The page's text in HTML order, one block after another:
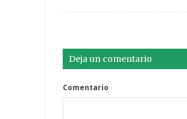
Deja un comentario
Comentario